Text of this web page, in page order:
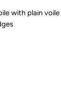
with plain voile